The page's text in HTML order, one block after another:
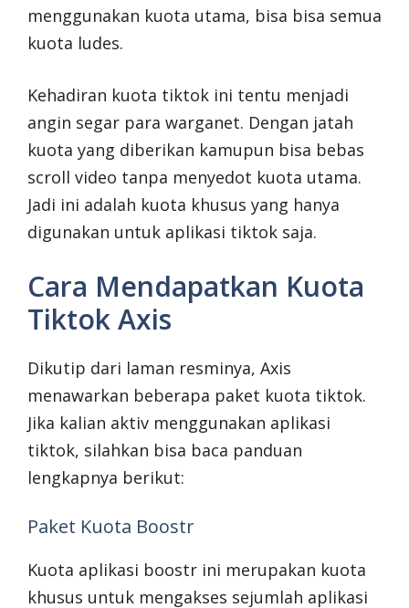
menggunakan kuota utama, bisa bisa semua
kuota ludes.
Kehadiran kuota tiktok ini tentu menjadi
angin segar para warganet. Dengan jatah
kuota yang diberikan kamupun bisa bebas
scroll video tanpa menyedot kuota utama.
Jadi ini adalah kuota khusus yang hanya
digunakan untuk aplikasi tiktok saja.
Cara Mendapatkan Kuota
Tiktok Axis
Dikutip dari laman resminya, Axis
menawarkan beberapa paket kuota tiktok.
Jika kalian aktiv menggunakan aplikasi
tiktok, silahkan bisa baca panduan
lengkapnya berikut:
Paket Kuota Boostr
Kuota aplikasi boostr ini merupakan kuota
khusus untuk mengakses sejumlah aplikasi